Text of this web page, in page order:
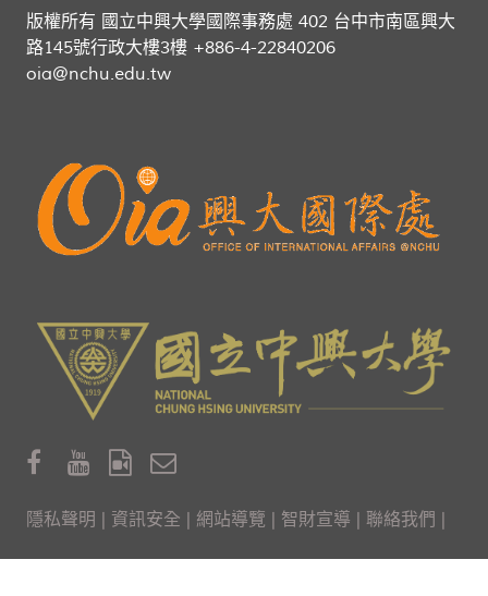
版權所有 國立中興大學國際事務處 402 台中市南區興大
路145號行政大樓3樓 +886-4-22840206
oia@nchu.edu.tw
隱私聲明 | 資訊安全 | 網站導覽 | 智財宣導 | 聯絡我們 |